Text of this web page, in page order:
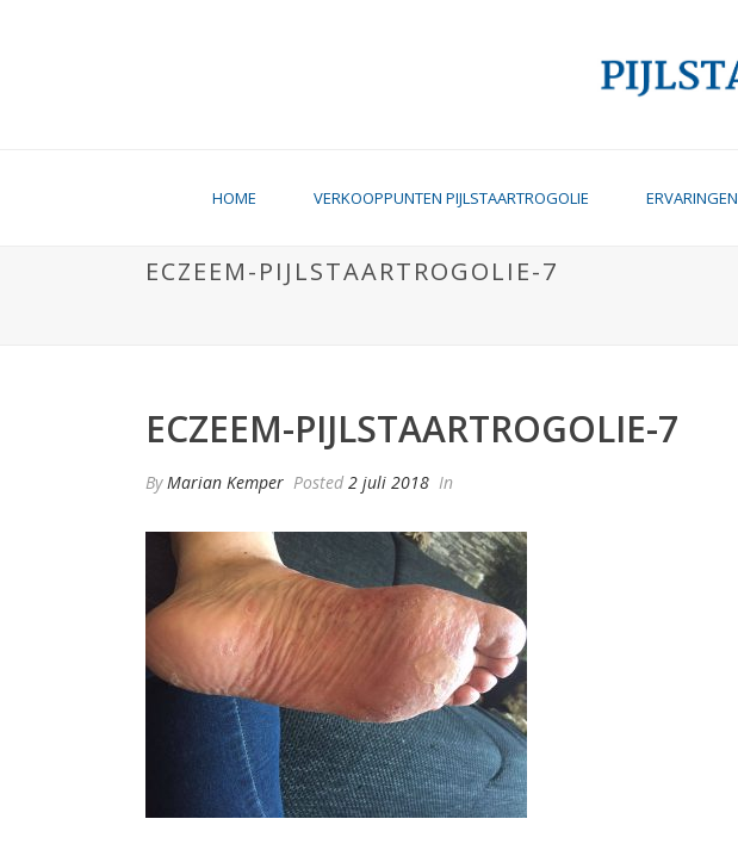
HOME VERKOOPPUNTEN PIJLSTAARTROGOLIE ERVARINGEN
ECZEEM-PIJLSTAARTROGOLIE-7
ECZEEM-PIJLSTAARTROGOLIE-7
ByMarian Kemper Posted 2 juli 2018 In